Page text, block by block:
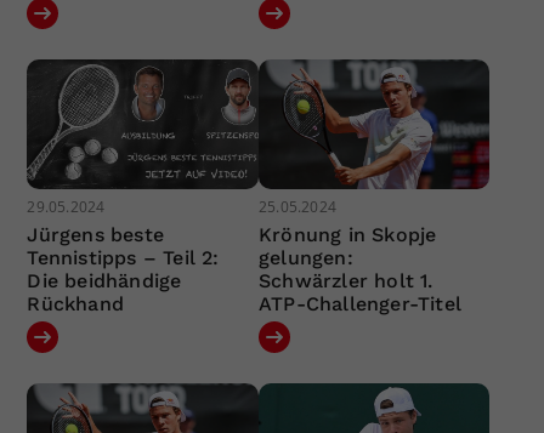
29.05.2024
Jürgens beste
Tennistipps – Teil 2:
Die beidhändige
Rückhand
25.05.2024
Krönung in Skopje
gelungen:
Schwärzler holt 1.
ATP-Challenger-Titel